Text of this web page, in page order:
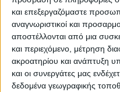
και επεξεργαζόμαστε
αναγνωριστικοί και
αποστέλλονται από μια
και περιεχόμενο, μέτρηση
ακροατηρίου και ανάπτυξη
και οι συνεργάτες μας
δεδομένα γεωγραφικής
ΑΓΩΝ στο
Όλες οι
Καρδίτσας